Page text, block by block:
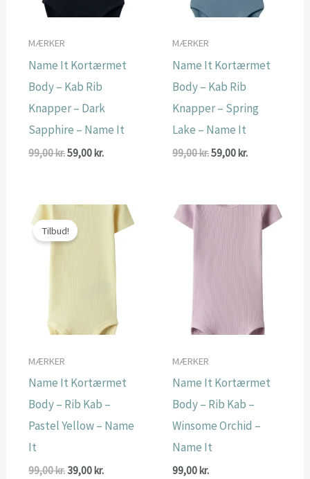
MÆRKER
Name It Kortærmet
Body – Kab Rib
Knapper – Dark
Sapphire – Name It
99,00kr.Den
99,00 kr..
59,00 kr.Den
59,00 kr..
MÆRKER
Name It Kortærmet
Body – Kab Rib
Knapper – Spring
Lake – Name It
99,00kr.Den
99,00 kr..
59,00 kr.Den
59,00 kr..
Tilbud!
MÆRKER
Name It Kortærmet
Body – Rib Kab –
Pastel Yellow – Name
It
99,00kr.Den
39,00 kr.Den
MÆRKER
Name It Kortærmet
Body – Rib Kab –
Winsome Orchid –
Name It
99,00 kr.